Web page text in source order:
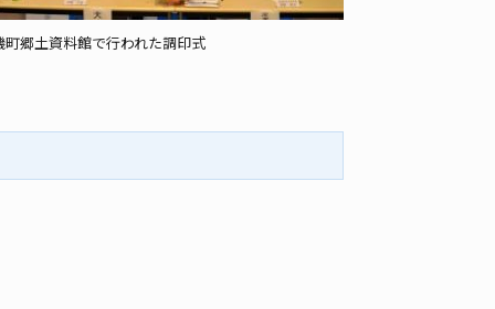
町郷土資料館で行われた調印式